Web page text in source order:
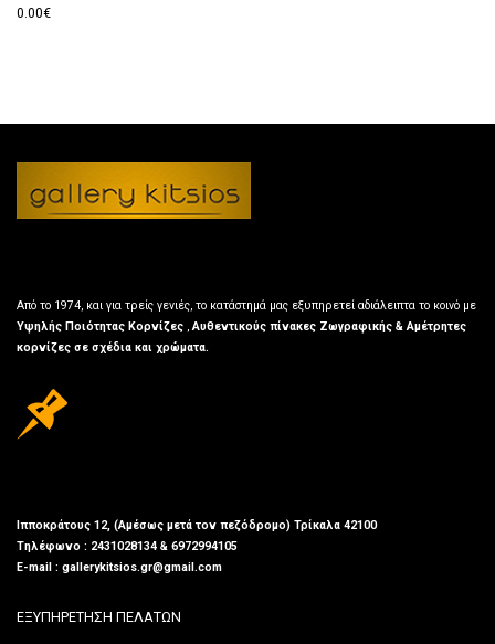
0.00€
Από το 1974, και για τρείς γενιές, το κατάστημά μας εξυπηρετεί αδιάλειπτα το κοινό με
Υψηλής Ποιότητας Κορνίζες ,Αυθεντικούς πίνακες Ζωγραφικής & Αμέτρητες
κορνίζες σε σχέδια και χρώματα.
Ιπποκράτους 12, (Αμέσως μετά τον πεζόδρομο) Τρίκαλα 42100
Τηλέφωνο : 2431028134 & 6972994105
E-mail : gallerykitsios.gr@gmail.com
ΕΞΥΠΗΡΕΤΗΣΗ ΠΕΛΑΤΩΝ